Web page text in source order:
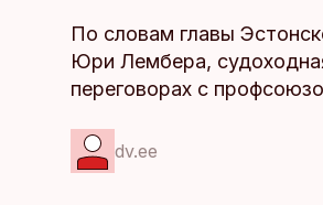
По словам главы
Юри Лембера,
переговорах с
dv.ee